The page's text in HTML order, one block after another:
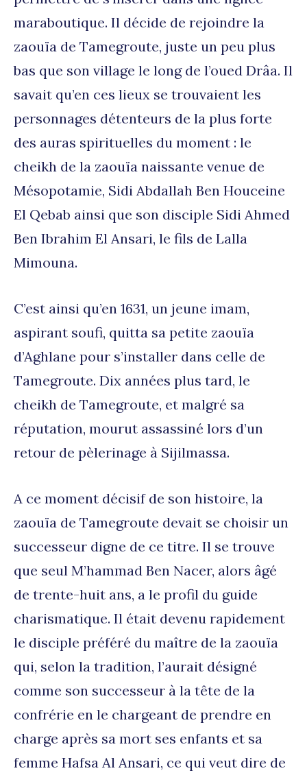
maraboutique. Il décide de rejoindre la
zaouïa de Tamegroute, juste un peu plus
bas que son village le long de l’oued Drâa. Il
savait qu’en ces lieux se trouvaient les
personnages détenteurs de la plus forte
des auras spirituelles du moment : le
cheikh de la zaouïa naissante venue de
Mésopotamie, Sidi Abdallah Ben Houceine
El Qebab ainsi que son disciple Sidi Ahmed
Ben Ibrahim El Ansari, le fils de Lalla
Mimouna.
C’est ainsi qu’en 1631, un jeune imam,
aspirant soufi, quitta sa petite zaouïa
d’Aghlane pour s’installer dans celle de
Tamegroute. Dix années plus tard, le
cheikh de Tamegroute, et malgré sa
réputation, mourut assassiné lors d’un
retour de pèlerinage à Sijilmassa.
A ce moment décisif de son histoire, la
zaouïa de Tamegroute devait se choisir un
successeur digne de ce titre. Il se trouve
que seul M’hammad Ben Nacer, alors âgé
de trente-huit ans, a le profil du guide
charismatique. Il était devenu rapidement
le disciple préféré du maître de la zaouïa
qui, selon la tradition, l’aurait désigné
comme son successeur à la tête de la
confrérie en le chargeant de prendre en
charge après sa mort ses enfants et sa
femme Hafsa Al Ansari, ce qui veut dire de